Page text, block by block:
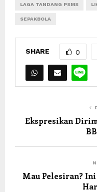
LAGA TANDANG PSMS
SEPAKBOLA
SHARE 0
Ekspresikan
Mau Pelesiran?